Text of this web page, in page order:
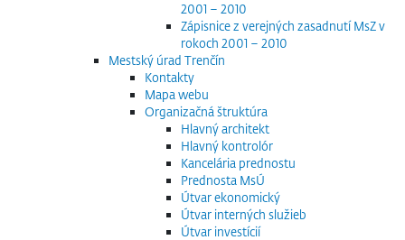
2001 – 2010
Zápisnice z verejných zasadnutí MsZ v
rokoch 2001 – 2010
Mestský úrad Trenčín
Kontakty
Mapa webu
Organizačná štruktúra
Hlavný architekt
Hlavný kontrolór
Kancelária prednostu
Prednosta MsÚ
Útvar ekonomický
Útvar interných služieb
Útvar investícií